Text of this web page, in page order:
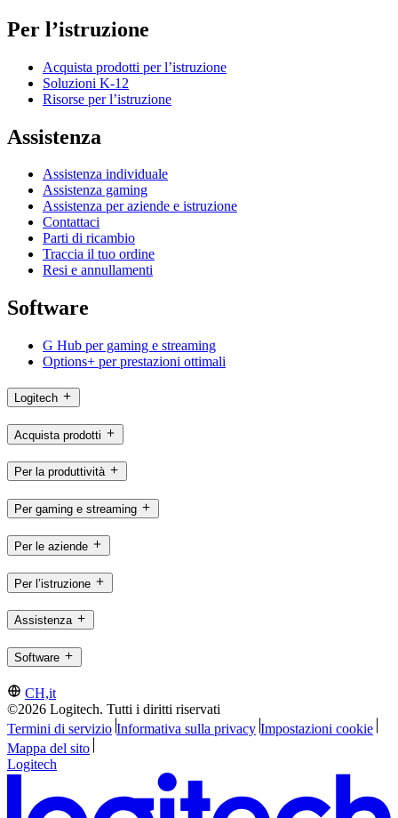
Per l’istruzione
Acquista prodotti per l’istruzione
Soluzioni K-12
Risorse per l’istruzione
Assistenza
Assistenza individuale
Assistenza gaming
Assistenza per aziende e istruzione
Contattaci
Parti di ricambio
Traccia il tuo ordine
Resi e annullamenti
Software
G Hub per gaming e streaming
Options+ per prestazioni ottimali
Logitech
Acquista prodotti
Per la produttività
Per gaming e streaming
Per le aziende
Per l’istruzione
Assistenza
Software
CH,it
©2026 Logitech. Tutti i diritti riservati
Termini di servizio Informativa sulla privacy Impostazioni cookie
Mappa del sito
Logitech